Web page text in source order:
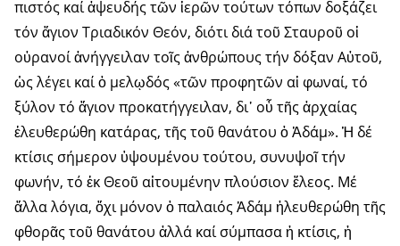
πιστός καί ἀψευδής τῶν ἱερῶν τούτων τόπων δοξάζει
τόν ἅγιον Τριαδικόν Θεόν, διότι διά τοῦ Σταυροῦ οἱ
οὐρανοί ἀνήγγειλαν τοῖς ἀνθρώπους τήν δόξαν Αὐτοῦ,
ὡς λέγει καί ὁ μελῳδός «τῶν προφητῶν αἱ φωναί, τό
ξύλον τό ἅγιον προκατήγγειλαν, δι᾽ οὗ τῆς ἀρχαίας
ἐλευθερώθη κατάρας, τῆς τοῦ θανάτου ὁ Ἀδάμ». Ἡ δέ
κτίσις σήμερον ὑψουμένου τούτου, συνυψοῖ τήν
φωνήν, τό ἐκ Θεοῦ αἰτουμένην πλούσιον ἔλεος. Μέ
ἄλλα λόγια, ὄχι μόνον ὁ παλαιός Ἀδάμ ἠλευθερώθη τῆς
φθορᾶς τοῦ θανάτου ἀλλά καί σύμπασα ἡ κτίσις, ἡ